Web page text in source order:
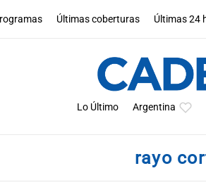
Últimas coberturas Últimas 24
Lo Último Argentina
rayo